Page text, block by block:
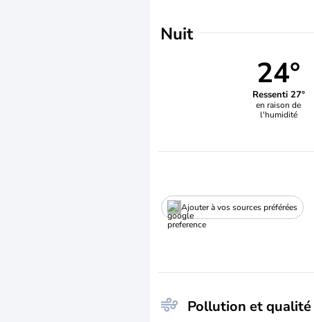
Nuit
24°
Ressenti 27°
en raison de
l'humidité
Ajouter à vos sources préférées
Pollution et